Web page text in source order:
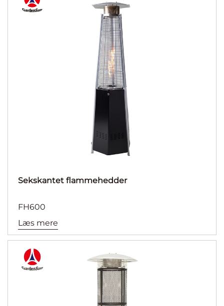
Sekskantet flammehedder
FH600
Læs mere